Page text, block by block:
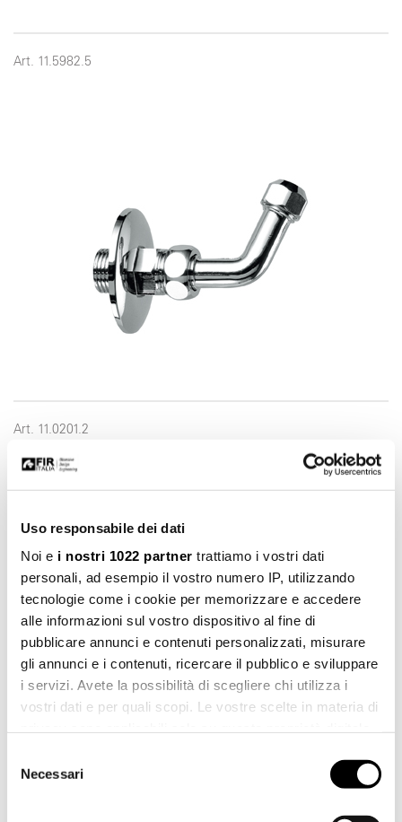
Uso responsabile dei dati
Noi e i nostri 1022 partner trattiamo i vostri dati
personali, ad esempio il vostro numero IP, utilizzando
tecnologie come i cookie per memorizzare e accedere
alle informazioni sul vostro dispositivo al fine di
pubblicare annunci e contenuti personalizzati, misurare
gli annunci e i contenuti, ricercare il pubblico e sviluppare
i servizi. Avete la possibilità di scegliere chi utilizza i
vostri dati e per quali scopi. Le vostre scelte in materia di
modificare o revocare il proprio consenso in qualsiasi
momento dalla Dichiarazione sui cookie o facendo clic
delNecessari
Art. 11.5982.5
Art. 11.0201.2